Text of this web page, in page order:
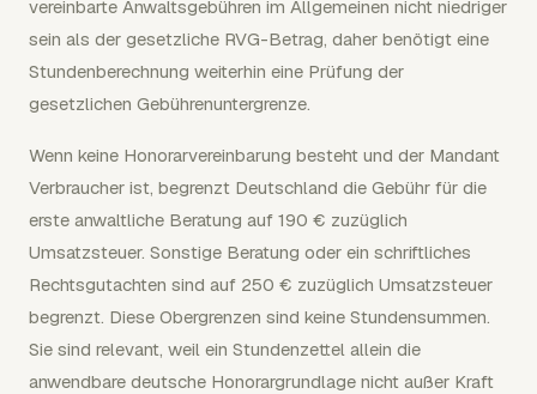
vereinbarte Anwaltsgebühren im Allgemeinen nicht niedriger
sein als der gesetzliche RVG-Betrag, daher benötigt eine
Stundenberechnung weiterhin eine Prüfung der
gesetzlichen Gebührenuntergrenze.
Wenn keine Honorarvereinbarung besteht und der Mandant
Verbraucher ist, begrenzt Deutschland die Gebühr für die
erste anwaltliche Beratung auf 190 € zuzüglich
Umsatzsteuer. Sonstige Beratung oder ein schriftliches
Rechtsgutachten sind auf 250 € zuzüglich Umsatzsteuer
begrenzt. Diese Obergrenzen sind keine Stundensummen.
Sie sind relevant, weil ein Stundenzettel allein die
anwendbare deutsche Honorargrundlage nicht außer Kraft